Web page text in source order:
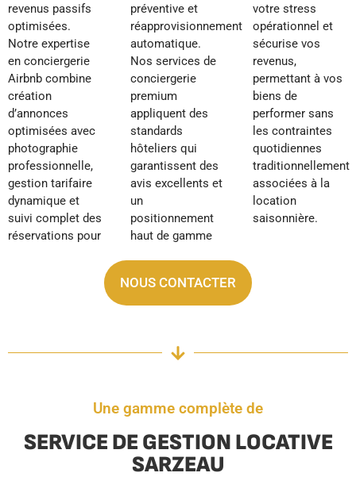
revenus passifs
optimisées.
Notre expertise
en conciergerie
Airbnb combine
création
d’annonces
optimisées avec
photographie
professionnelle,
gestion tarifaire
dynamique et
suivi complet des
réservations pour
préventive et
réapprovisionnement
automatique.
Nos services de
conciergerie
premium
appliquent des
standards
hôteliers qui
garantissent des
avis excellents et
un
positionnement
haut de gamme
votre stress
opérationnel et
sécurise vos
revenus,
permettant à vos
biens de
performer sans
les contraintes
quotidiennes
traditionnellement
associées à la
location
saisonnière.
NOUS CONTACTER
Une gamme complète de
SERVICE DE GESTION LOCATIVE
SARZEAU